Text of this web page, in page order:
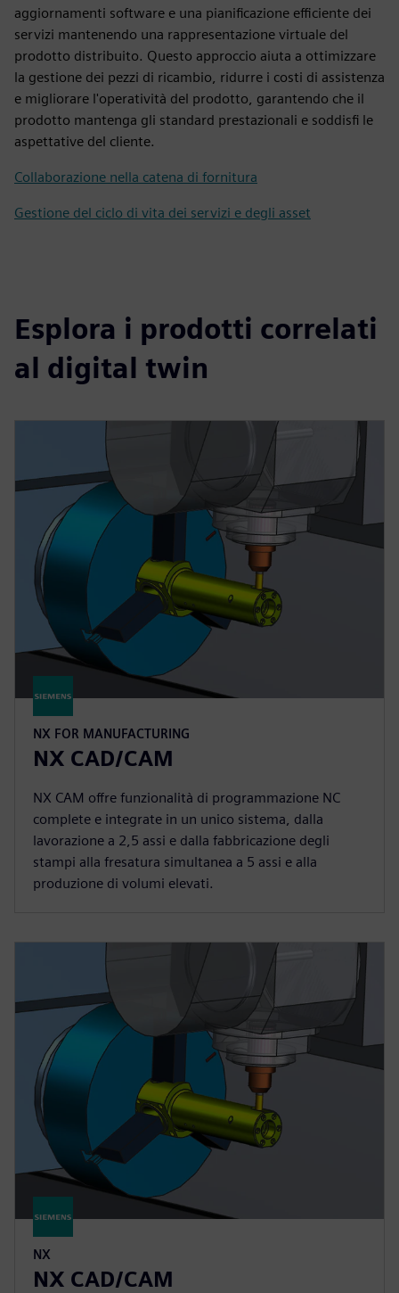
aggiornamenti software e una pianificazione efficiente dei
servizi mantenendo una rappresentazione virtuale del
prodotto distribuito. Questo approccio aiuta a ottimizzare
la gestione dei pezzi di ricambio, ridurre i costi di assistenza
e migliorare l'operatività del prodotto, garantendo che il
prodotto mantenga gli standard prestazionali e soddisfi le
aspettative del cliente.
Collaborazione nella catena di fornitura
Gestione del ciclo di vita dei servizi e degli asset
Esplora i prodotti correlati
al digital twin
NX FOR MANUFACTURING
NX CAD/CAM
NX CAM offre funzionalità di programmazione NC
complete e integrate in un unico sistema, dalla
lavorazione a 2,5 assi e dalla fabbricazione degli
stampi alla fresatura simultanea a 5 assi e alla
produzione di volumi elevati.
NX
NX CAD/CAM